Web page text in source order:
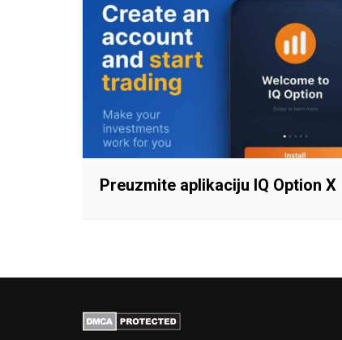
Preuzmite aplikaciju IQ Option X